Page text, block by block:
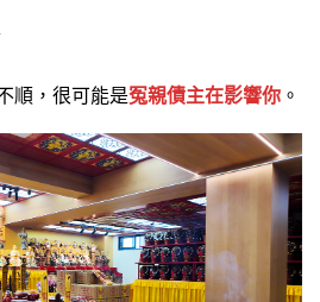
順，很可能是冤親債主在影響你 。